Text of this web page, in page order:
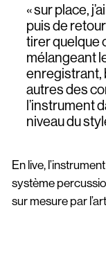
« sur place,
puis de
tirer quelque
mélangeant
enregistrant,
autres des
l’instrument
niveau du
En live,
système
sur mesure par